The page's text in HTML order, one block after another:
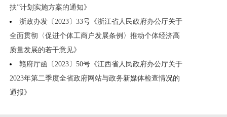
扶”计划实施方案的通知》
浙政办发〔2023〕33号《浙江省人民政府办公厅关于
全面贯彻〈促进个体工商户发展条例〉推动个体经济高
质量发展的若干意见》
赣府厅函〔2023〕50号《江西省人民政府办公厅关于
2023年第二季度全省政府网站与政务新媒体检查情况的
通报》